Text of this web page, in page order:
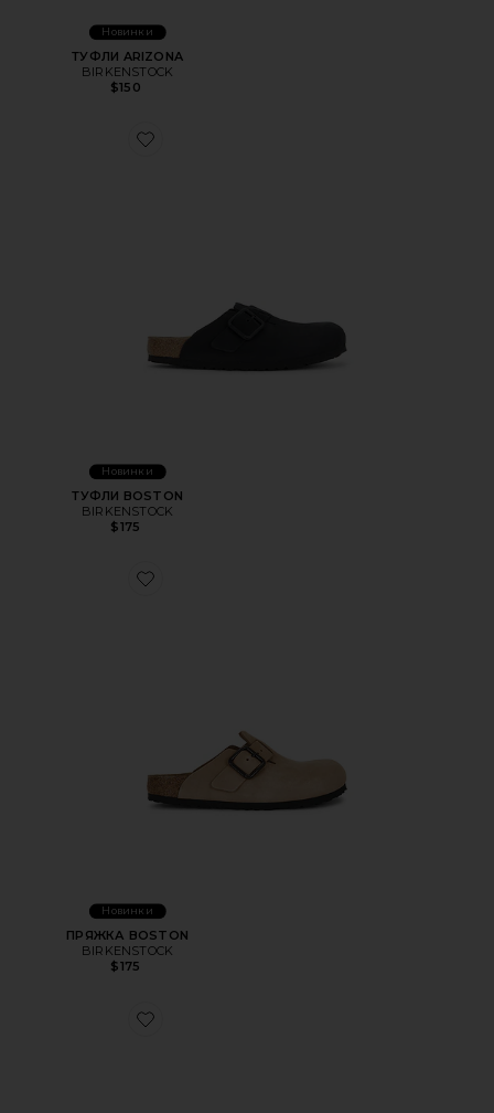
Новинки
ТУФЛИ ARIZONA
BIRKENSTOCK
$150
Favorite ТУФЛИ BOSTON
Новинки
ТУФЛИ BOSTON
BIRKENSTOCK
$175
Favorite ПРЯЖКА BOSTON
Новинки
ПРЯЖКА BOSTON
BIRKENSTOCK
$175
Favorite ШЛЕПАНЦЫ ARIZONA SOFT FOOTBED